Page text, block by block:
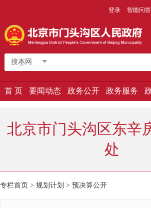
登录 智能问答
搜本网
首 页 要闻动态 政务公开 政务服务
北京市门头沟区东辛
处
专栏首页 > 规划计划 > 预决算公开